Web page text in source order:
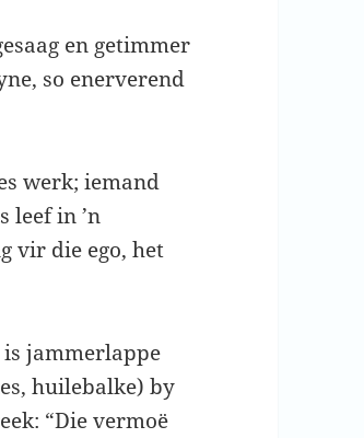
en getimmer
so enerverend
werk; iemand
leef in ’n
vir die ego, het
jammerlappe
huilebalke) by
“Die vermoë